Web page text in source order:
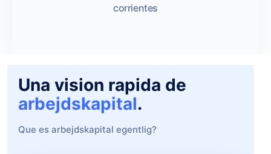
corrientes
Una vision rapida de
arbejdskapital.
Que es arbejdskapital egentlig?